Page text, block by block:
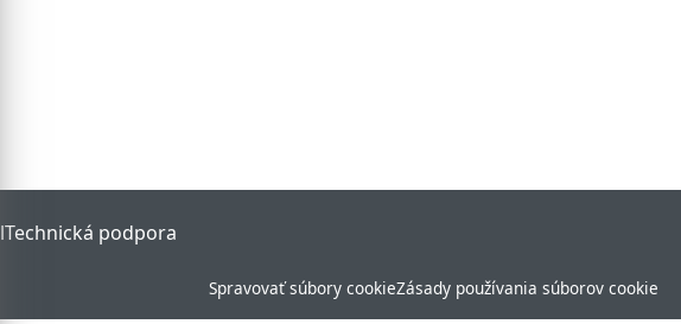
Technická podpora
Spravovať súbory cookieZásady používania súborov cookie